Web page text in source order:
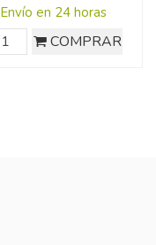
Envío en 24 horas
COMPRAR